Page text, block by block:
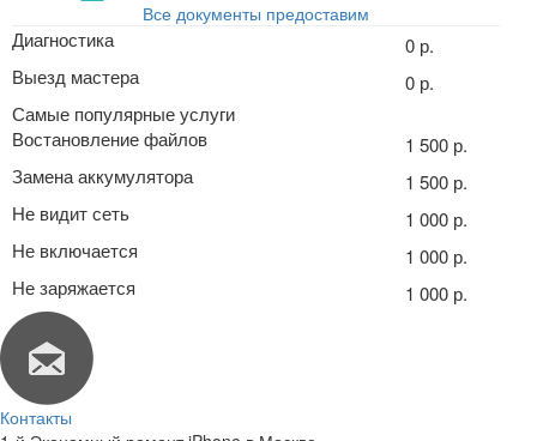
Все документы предоставим
Диагностика
0 р.
Выезд мастера
0 р.
Самые популярные услуги
Востановление файлов
1 500 р.
Замена аккумулятора
1 500 р.
Не видит сеть
1 000 р.
Не включается
1 000 р.
Не заряжается
1 000 р.
Контакты